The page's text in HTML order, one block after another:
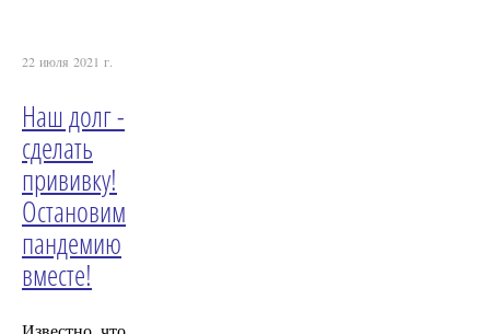
22 июля 2021 г.
Наш долг -
сделать
прививку!
Остановим
пандемию
вместе!